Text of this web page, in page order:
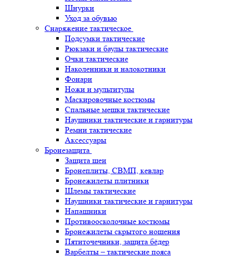
Шнурки
Уход за обувью
Снаряжение тактическое
Подсумки тактические
Рюкзаки и баулы тактические
Очки тактические
Наколенники и налокотники
Фонари
Ножи и мультитулы
Маскировочные костюмы
Спальные мешки тактические
Наушники тактические и гарнитуры
Ремни тактические
Аксессуары
Бронезащита
Защита шеи
Бронеплиты, СВМП, кевлар
Бронежилеты плитники
Шлемы тактические
Наушники тактические и гарнитуры
Напашники
Противоосколочные костюмы
Бронежилеты скрытого ношения
Пятиточечники, защита бёдер
Варбелты – тактические пояса